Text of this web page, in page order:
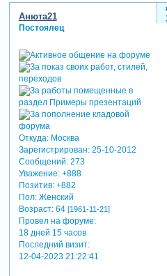
Анюта21
Постоялец
Откуда:Москва
Зарегистрирован: 25-10-2012
Сообщений:273
Уважение: +888
Позитив: +882
Пол:Женский
Возраст:64 [1961-11-21]
Провел на форуме:
18 дней 15 часов
Последний визит:
12-04-2023 21:22:41